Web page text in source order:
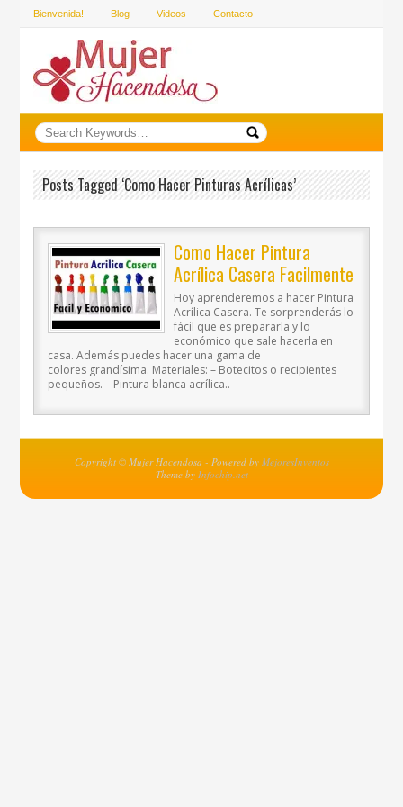
Bienvenida! Blog Videos Contacto
Posts Tagged ‘como Hacer Pinturas Acrílicas’
Como Hacer Pintura
Acrílica Casera Facilmente
Hoy aprenderemos a hacer Pintura
Acrílica Casera. Te sorprenderás lo
fácil que es prepararla y lo
económico que sale hacerla en
casa. Además puedes hacer una gama de
colores grandísima. Materiales: – Botecitos o recipientes
pequeños. – Pintura blanca acrílica..
Copyright © Mujer Hacendosa - Powered by MejoresInventos
Theme by Infochip.net